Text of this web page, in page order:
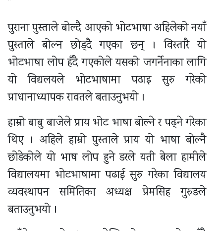
पुराना पुस्ताले बोल्दै आएको भोटभाषा अहिलेको नयाँ
पुस्ताले बोल्न छोड्दै गएका छन् । विस्तारै यो
भोटभाषा लोप हँदै गएकोले यसको जगर्नेनाका लागि
यो विद्यलयले भोटभाषामा पढाइ सुरु गरेको
प्राधानाध्यापक रावतले बताउनुभयो ।
हाम्रो बाबु बाजेले प्राय भोट भाषा बोल्ने र पढ्ने गरेका
थिए । अहिले हाम्रो पुस्ताले प्राय यो भाषा बोल्नै
छोडेकोले यो भाष लोप हुने डरले यती बेला हामीले
विद्यालयमा भोटभाषामा पढाई सुरु गरेका विद्यालय
व्यवस्थापन समितिका अध्यक्ष प्रेमसिह गुरुङले
बताउनुभयो ।